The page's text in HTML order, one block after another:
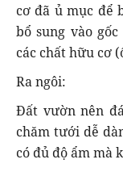
cơ đã ủ mục để
bổ sung vào
các chất hữu cơ
Ra ngôi:
Đất vườn nên
chăm tưới dễ
có đủ độ ẩm mà